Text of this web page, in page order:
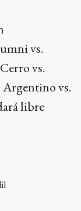
vs.
vs.
Argentino vs.
libre